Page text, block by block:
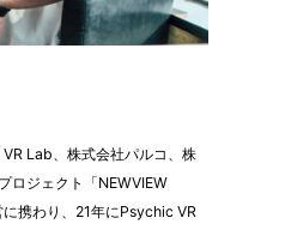
Lab、株式会社パルコ、株
ロジェクト「NEWVIEW
携わり、21年にPsychic VR